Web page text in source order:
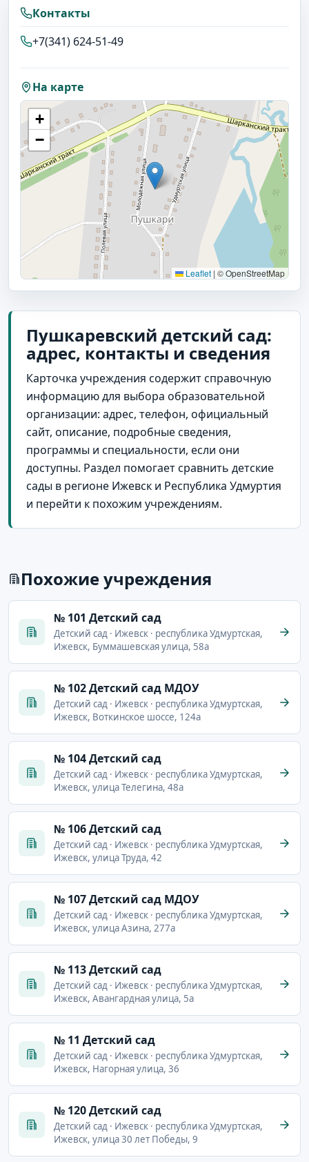
Контакты
+7(341) 624-51-49
На карте
+
−
Leaflet | © OpenStreetMap
Пушкаревский детский сад:
адрес, контакты и сведения
Карточка учреждения содержит справочную
информацию для выбора образовательной
организации: адрес, телефон, официальный
сайт, описание, подробные сведения,
программы и специальности, если они
доступны. Раздел помогает сравнить детские
сады в регионе Ижевск и Республика Удмуртия
и перейти к похожим учреждениям.
Похожие учреждения
№ 101 Детский сад
Детский сад · Ижевск · республика Удмуртская,
Ижевск, Буммашевская улица, 58а
№ 102 Детский сад МДОУ
Детский сад · Ижевск · республика Удмуртская,
Ижевск, Воткинское шоссе, 124а
№ 104 Детский сад
Детский сад · Ижевск · республика Удмуртская,
Ижевск, улица Телегина, 48а
№ 106 Детский сад
Детский сад · Ижевск · республика Удмуртская,
Ижевск, улица Труда, 42
№ 107 Детский сад МДОУ
Детский сад · Ижевск · республика Удмуртская,
Ижевск, улица Азина, 277а
№ 113 Детский сад
Детский сад · Ижевск · республика Удмуртская,
Ижевск, Авангардная улица, 5а
№ 11 Детский сад
Детский сад · Ижевск · республика Удмуртская,
Ижевск, Нагорная улица, 36
№ 120 Детский сад
Детский сад · Ижевск · республика Удмуртская,
Ижевск, улица 30 лет Победы, 9